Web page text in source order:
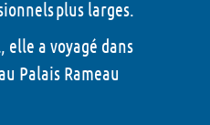
plus larges.
elle a voyagé dans
Palais Rameau